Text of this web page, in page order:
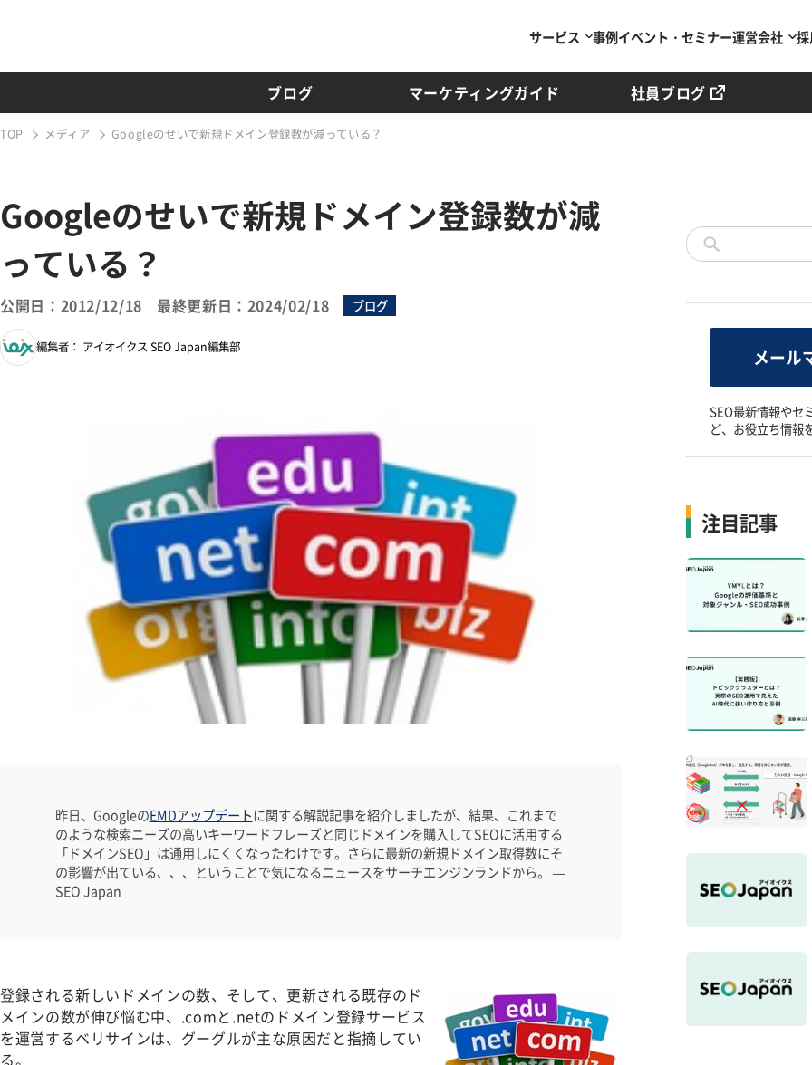
ブログ マーケティングガイド 社員ブログ
サービス 事例イベント・セミナー運営会社
TOP メディア Googleのせいで新規ドメイン登録数が減っている？
Googleのせいで新規ドメイン登録数が減
っている？
公開日：2012/12/18 最終更新日：2024/02/18 ブログ
編集者： アイオイクス SEO Japan編集部
昨日、GoogleのEMDアップデートに関する解説記事を紹介しましたが、結果、これまで
のような検索ニーズの高いキーワードフレーズと同じドメインを購入してSEOに活用する
「ドメインSEO」は通用しにくくなったわけです。さらに最新の新規ドメイン取得数にそ
の影響が出ている、、、ということで気になるニュースをサーチエンジンランドから。 —
SEO Japan
登録される新しいドメインの数、そして、更新される既存のド
メインの数が伸び悩む中、.comと.netのドメイン登録サービス
を運営するベリサインは、グーグルが主な原因だと指摘してい
る。
メール
SEO最新情報やセ
ど、お役立ち情報
注目記事